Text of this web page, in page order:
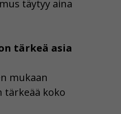
täytyy aina
tärkeä asia
mukaan
tärkeää koko